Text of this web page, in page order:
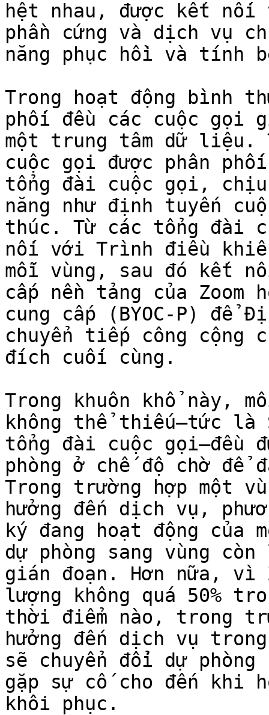
hệt nhau, được kết
phần cứng và dịch vụ
năng phục hồi và tính
Trong hoạt động bình
phối đều các cuộc gọi
một trung tâm dữ liệu.
cuộc gọi được phân
tổng đài cuộc gọi,
năng như định tuyến
thúc. Từ các tổng đài
nối với Trình điều
mỗi vùng, sau đó kết
cấp nền tảng của Zoom
cung cấp (BYOC-P) để
chuyển tiếp công cộng
đích cuối cùng.
Trong khuôn khổ này,
không thể thiếu—tức là
tổng đài cuộc gọi—đều
phòng ở chế độ chờ để
Trong trường hợp một
hưởng đến dịch vụ,
ký đang hoạt động của
dự phòng sang vùng
gián đoạn. Hơn nữa, vì
lượng không quá 50%
thời điểm nào, trong
hưởng đến dịch vụ
sẽ chuyển đổi dự phòng
gặp sự cố cho đến khi
khôi phục.